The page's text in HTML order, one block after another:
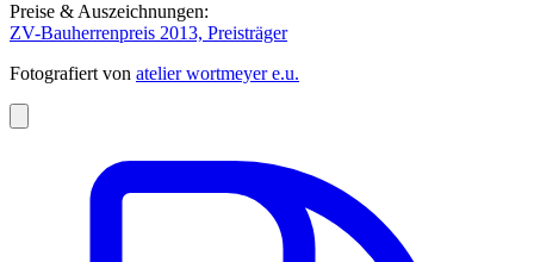
Preise & Auszeichnungen:
ZV-Bauherrenpreis 2013, Preisträger
Fotografiert von atelier wortmeyer e.u.